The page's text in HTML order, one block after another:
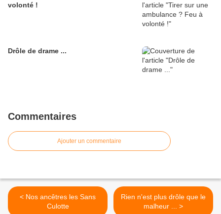
volonté !
Drôle de drame ...
Commentaires
Ajouter un commentaire
< Nos ancêtres les Sans
Culotte
Rien n'est plus drôle que le
malheur ... >